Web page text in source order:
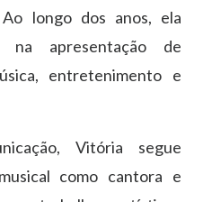
longo dos anos, ela
na apresentação de
entretenimento e
Vitória segue
como cantora e